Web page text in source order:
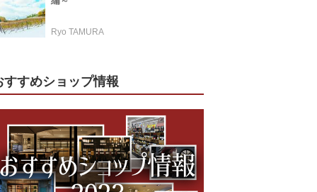
Ryo TAMURA
すすめショップ情報